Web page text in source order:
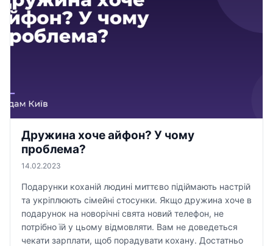
Дружина хоче айфон? У чому
проблема?
14.02.2023
Подарунки коханій людині миттєво підіймають настрій
та укріплюють сімейні стосунки. Якщо дружина хоче в
подарунок на новорічні свята новий телефон, не
потрібно їй у цьому відмовляти. Вам не доведеться
чекати зарплати, щоб порадувати кохану. Достатньо